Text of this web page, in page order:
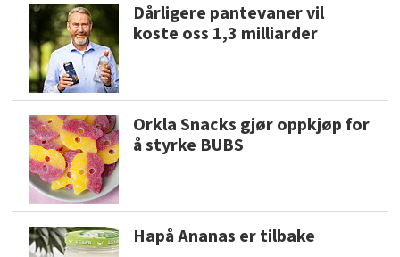
Dårligere pantevaner vil
koste oss 1,3 milliarder
Orkla Snacks gjør oppkjøp for
å styrke BUBS
Hapå Ananas er tilbake